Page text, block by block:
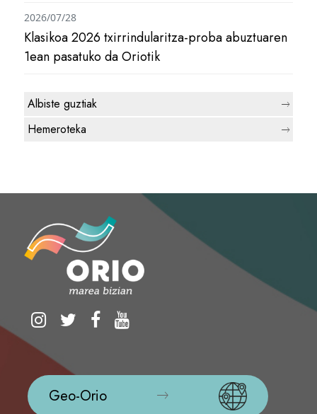
Klasikoa 2026 txirrindularitza-proba abuztuaren
1ean pasatuko da Oriotik
2026/07/28
Albiste guztiak
Hemeroteka
Geo-Orio